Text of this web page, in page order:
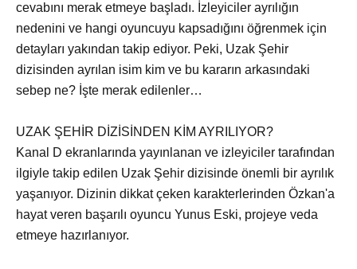
cevabını merak etmeye başladı. İzleyiciler ayrılığın
nedenini ve hangi oyuncuyu kapsadığını öğrenmek için
detayları yakından takip ediyor. Peki, Uzak Şehir
dizisinden ayrılan isim kim ve bu kararın arkasındaki
sebep ne? İşte merak edilenler…
UZAK ŞEHİR DİZİSİNDEN KİM AYRILIYOR?
Kanal D ekranlarında yayınlanan ve izleyiciler tarafından
ilgiyle takip edilen Uzak Şehir dizisinde önemli bir ayrılık
yaşanıyor. Dizinin dikkat çeken karakterlerinden Özkan'a
hayat veren başarılı oyuncu Yunus Eski, projeye veda
etmeye hazırlanıyor.